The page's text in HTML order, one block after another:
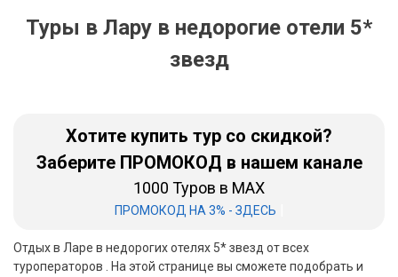
Туры в Лару в недорогие отели 5*
звезд
Хотите купить тур со скидкой?
Заберите ПРОМОКОД в нашем канале
1000 Туров в MAX
ПРОМОКОД НА 3% - ЗДЕСЬ
Отдых в Ларе в недорогих отелях 5* звезд от всех
туроператоров . На этой странице вы сможете подобрать и
Хайнань
Занзибар